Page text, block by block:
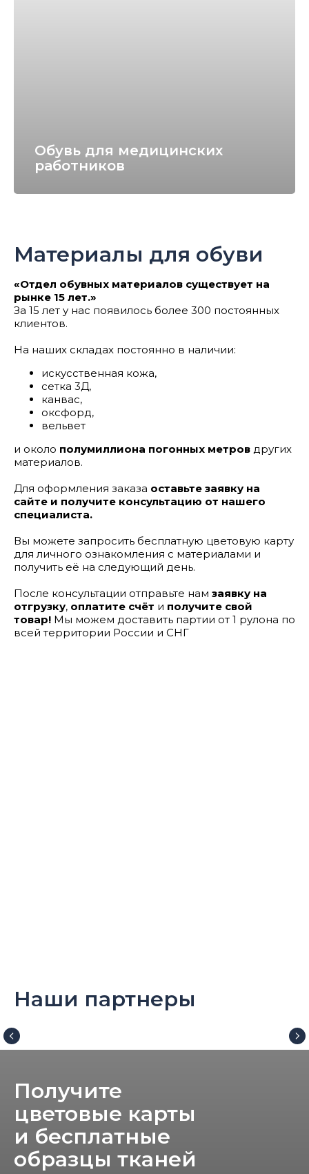
Обувь для медицинских
работников
Материалы для обуви
«Отдел обувных материалов существует на
рынке 15 лет.»
За 15 лет у нас появилось более 300 постоянных
клиентов.
На наших складах постоянно в наличии:
искусственная кожа,
сетка 3Д,
канвас,
оксфорд,
вельвет
и около полумиллиона погонных метров других
материалов.
Для оформления заказа оставьте заявку на
сайте и получите консультацию от нашего
специалиста.
Вы можете запросить бесплатную цветовую карту
для личного ознакомления с материалами и
получить её на следующий день.
После консультации отправьте нам заявку на
отгрузку, оплатите счёт и получите свой
товар! Мы можем доставить партии от 1 рулона по
всей территории России и СНГ
Наши партнеры
Получите
цветовые карты
и бесплатные
образцы тканей